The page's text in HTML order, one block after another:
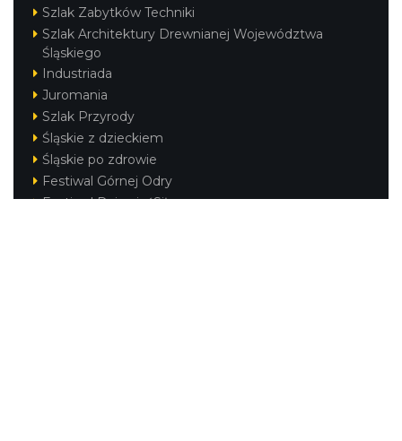
Szlak Zabytków Techniki
Szlak Architektury Drewnianej Województwa
Śląskiego
Industriada
Juromania
Szlak Przyrody
Śląskie z dzieckiem
Śląskie po zdrowie
Festiwal Górnej Odry
Festiwal DziewięćSił